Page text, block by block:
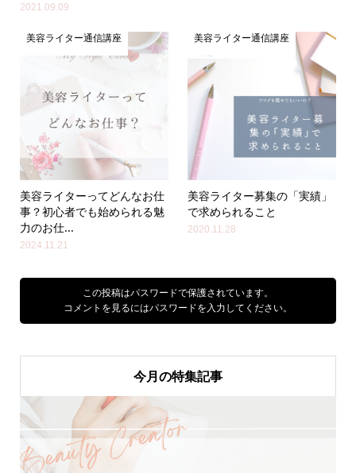
2021.09.09
美容ライター通信講座
美容ライターってどんなお仕
事？初心者でも始められる魅
力のお仕...
2024.11.21
美容ライター通信講座
美容ライター募集の「実績」
で求められること
2020.11.28
この投稿はパスワードで保護されています。
コメントを見るにはパスワードを入力してください。
今月の特集記事